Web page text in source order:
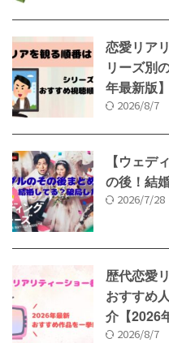
恋愛リア
リーズ別
年最新版】
2026/8/7
【ウェデ
の後！結
2026/7/28
歴代恋愛
おすすめ
介【2026
2026/8/7